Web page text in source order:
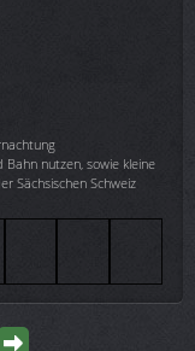
nutzen, sowie kleine
Sächsischen Schweiz